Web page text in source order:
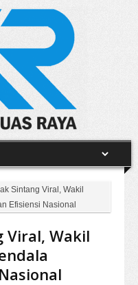
Sintang Viral, Wakil
Efisiensi Nasional
Viral, Wakil